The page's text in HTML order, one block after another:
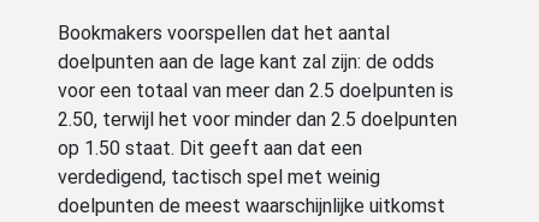
Bookmakers voorspellen dat het aantal
doelpunten aan de lage kant zal zijn: de odds
voor een totaal van meer dan 2.5 doelpunten is
2.50, terwijl het voor minder dan 2.5 doelpunten
op 1.50 staat. Dit geeft aan dat een
verdedigend, tactisch spel met weinig
doelpunten de meest waarschijnlijke uitkomst